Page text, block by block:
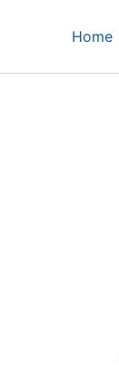
Home